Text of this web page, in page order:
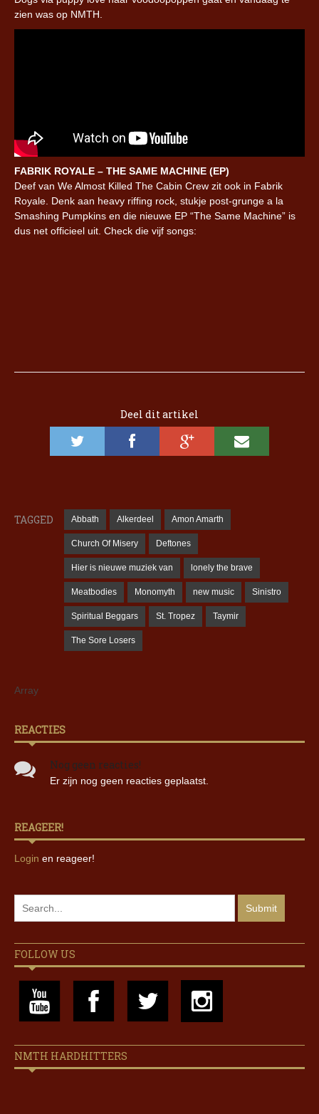
zien was op NMTH.
FABRIK ROYALE – THE SAME MACHINE (EP)
Deef van We Almost Killed The Cabin Crew zit ook in Fabrik
Royale. Denk aan heavy riffing rock, stukje post-grunge a la
Smashing Pumpkins en die nieuwe EP “The Same Machine” is
dus net officieel uit. Check die vijf songs:
Deel dit artikel
TAGGED Abbath Alkerdeel Amon Amarth
Church Of Misery Deftones
Hier is nieuwe muziek van lonely the brave
Meatbodies Monomyth new music Sinistro
Spiritual Beggars St. Tropez Taymir
The Sore Losers
Array
REACTIES
Nog geen reacties!
Er zijn nog geen reacties geplaatst.
REAGEER!
Login en reageer!
FOLLOW US
NMTH HARDHITTERS